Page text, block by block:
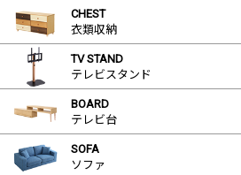
CHEST
衣類収納
TV STAND
テレビスタンド
BOARD
テレビ台
SOFA
ソファ